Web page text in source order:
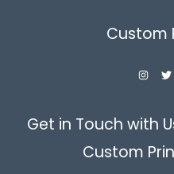
Custom
Get in Touch with
Custom